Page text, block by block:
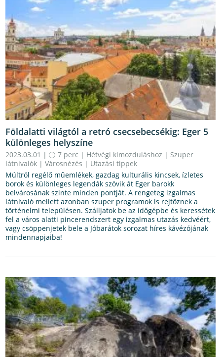
Földalatti világtól a retró csecsebecsékig: Eger 5
különleges helyszíne
2023.03.01 | 7 perc | Hétvégi kimozduláshoz | Szuper
látnivalók |Városnézés | Utazási tippek
Múltról regélő műemlékek, gazdag kulturális kincsek, ízletes
borok és különleges legendák szövik át Eger barokk
belvárosának szinte minden pontját. A rengeteg izgalmas
látnivaló mellett azonban szuper programok is rejtőznek a
történelmi településen. Szálljatok be az időgépbe és keressétek
fel a város alatti pincerendszert egy izgalmas utazás kedvéért,
vagy csöppenjetek bele a Jóbarátok sorozat híres kávézójának
mindennapjaiba!